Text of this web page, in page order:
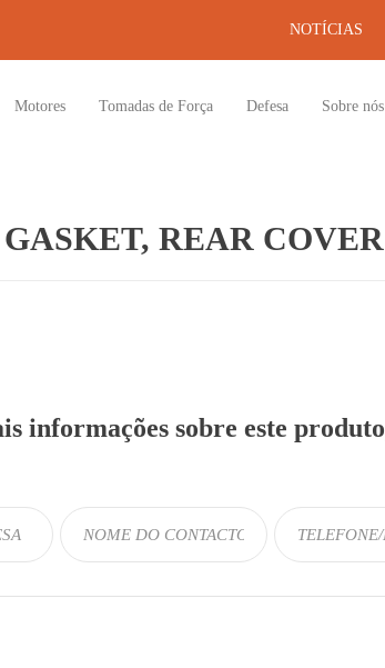
NOTÍCIAS
Motores Tomadas de Força Defesa Sobre nós
REAR COVER
informações sobre este